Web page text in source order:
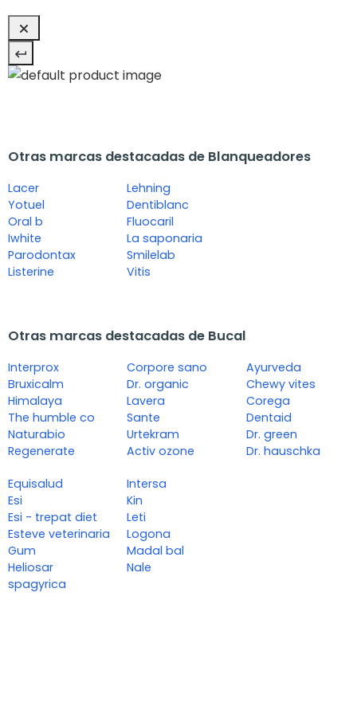
Otras marcas destacadas de Blanqueadores
Lacer
Yotuel
Oral b
Iwhite
Parodontax
Listerine
Lehning
Dentiblanc
Fluocaril
La saponaria
Smilelab
Vitis
Otras marcas destacadas de Bucal
Interprox
Bruxicalm
Himalaya
The humble co
Naturabio
Regenerate
Corpore sano
Dr. organic
Lavera
Sante
Urtekram
Activ ozone
Ayurveda
Chewy vites
Corega
Dentaid
Dr. green
Dr. hauschka
Equisalud
Esi
Esi - trepat diet
Esteve veterinaria
Gum
Heliosar
spagyrica
Intersa
Kin
Leti
Logona
Madal bal
Nale